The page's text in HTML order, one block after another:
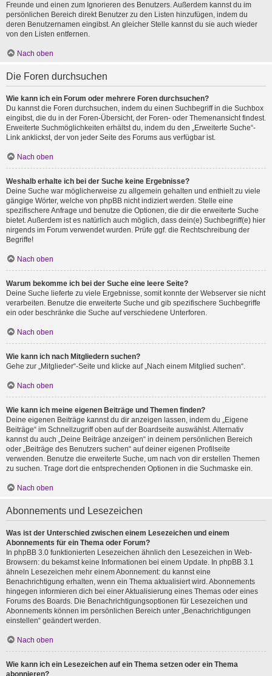
Freunde und einen zum Ignorieren des Benutzers. Außerdem kannst du im
persönlichen Bereich direkt Benutzer zu den Listen hinzufügen, indem du
deren Benutzernamen eingibst. An gleicher Stelle kannst du sie auch wieder
von den Listen entfernen.
Nach oben
Die Foren durchsuchen
Wie kann ich ein Forum oder mehrere Foren durchsuchen?
Du kannst die Foren durchsuchen, indem du einen Suchbegriff in die Suchbox
eingibst, die du in der Foren-Übersicht, der Foren- oder Themenansicht findest.
Erweiterte Suchmöglichkeiten erhältst du, indem du den „Erweiterte Suche“-
Link anklickst, der von jeder Seite des Forums aus verfügbar ist.
Nach oben
Weshalb erhalte ich bei der Suche keine Ergebnisse?
Deine Suche war möglicherweise zu allgemein gehalten und enthielt zu viele
gängige Wörter, welche von phpBB nicht indiziert werden. Stelle eine
spezifischere Anfrage und benutze die Optionen, die dir die erweiterte Suche
bietet. Außerdem ist es natürlich auch möglich, dass dein(e) Suchbegriff(e) hier
nirgends im Forum verwendet wurden. Prüfe ggf. die Rechtschreibung der
Begriffe!
Nach oben
Warum bekomme ich bei der Suche eine leere Seite?
Deine Suche lieferte zu viele Ergebnisse, somit konnte der Webserver sie nicht
verarbeiten. Benutze die erweiterte Suche und gib spezifischere Suchbegriffe
ein oder beschränke die Suche auf verschiedene Unterforen.
Nach oben
Wie kann ich nach Mitgliedern suchen?
Gehe zur „Mitglieder“-Seite und klicke auf „Nach einem Mitglied suchen“.
Nach oben
Wie kann ich meine eigenen Beiträge und Themen finden?
Deine eigenen Beiträge kannst du dir anzeigen lassen, indem du „Eigene
Beiträge“ im Schnellzugriff oben auf der Boardseite auswählst. Alternativ
kannst du auch „Deine Beiträge anzeigen“ in deinem persönlichen Bereich
oder „Beiträge des Benutzers suchen“ auf deiner eigenen Profilseite
verwenden. Benutze die erweiterte Suche, um nach von dir erstellen Themen
zu suchen. Trage dort die entsprechenden Optionen in die Suchmaske ein.
Nach oben
Abonnements und Lesezeichen
Was ist der Unterschied zwischen einem Lesezeichen und einem
Abonnements für ein Thema oder Forum?
In phpBB 3.0 funktionierten Lesezeichen ähnlich den Lesezeichen in Web-
Browsern: du bekamst keine Informationen bei einem Update. In phpBB 3.1
ähneln Lesezeichen mehr einem Abonnement: du kannst eine
Benachrichtigung erhalten, wenn ein Thema aktualisiert wird. Abonnements
hingegen informieren dich bei einer Aktualisierung eines Themas oder eines
Forums des Boards. Die Benachrichtigungsoptionen für Lesezeichen und
Abonnements können im persönlichen Bereich unter „Benachrichtigungen
einstellen“ geändert werden.
Nach oben
Wie kann ich ein Lesezeichen auf ein Thema setzen oder ein Thema
abonnieren?